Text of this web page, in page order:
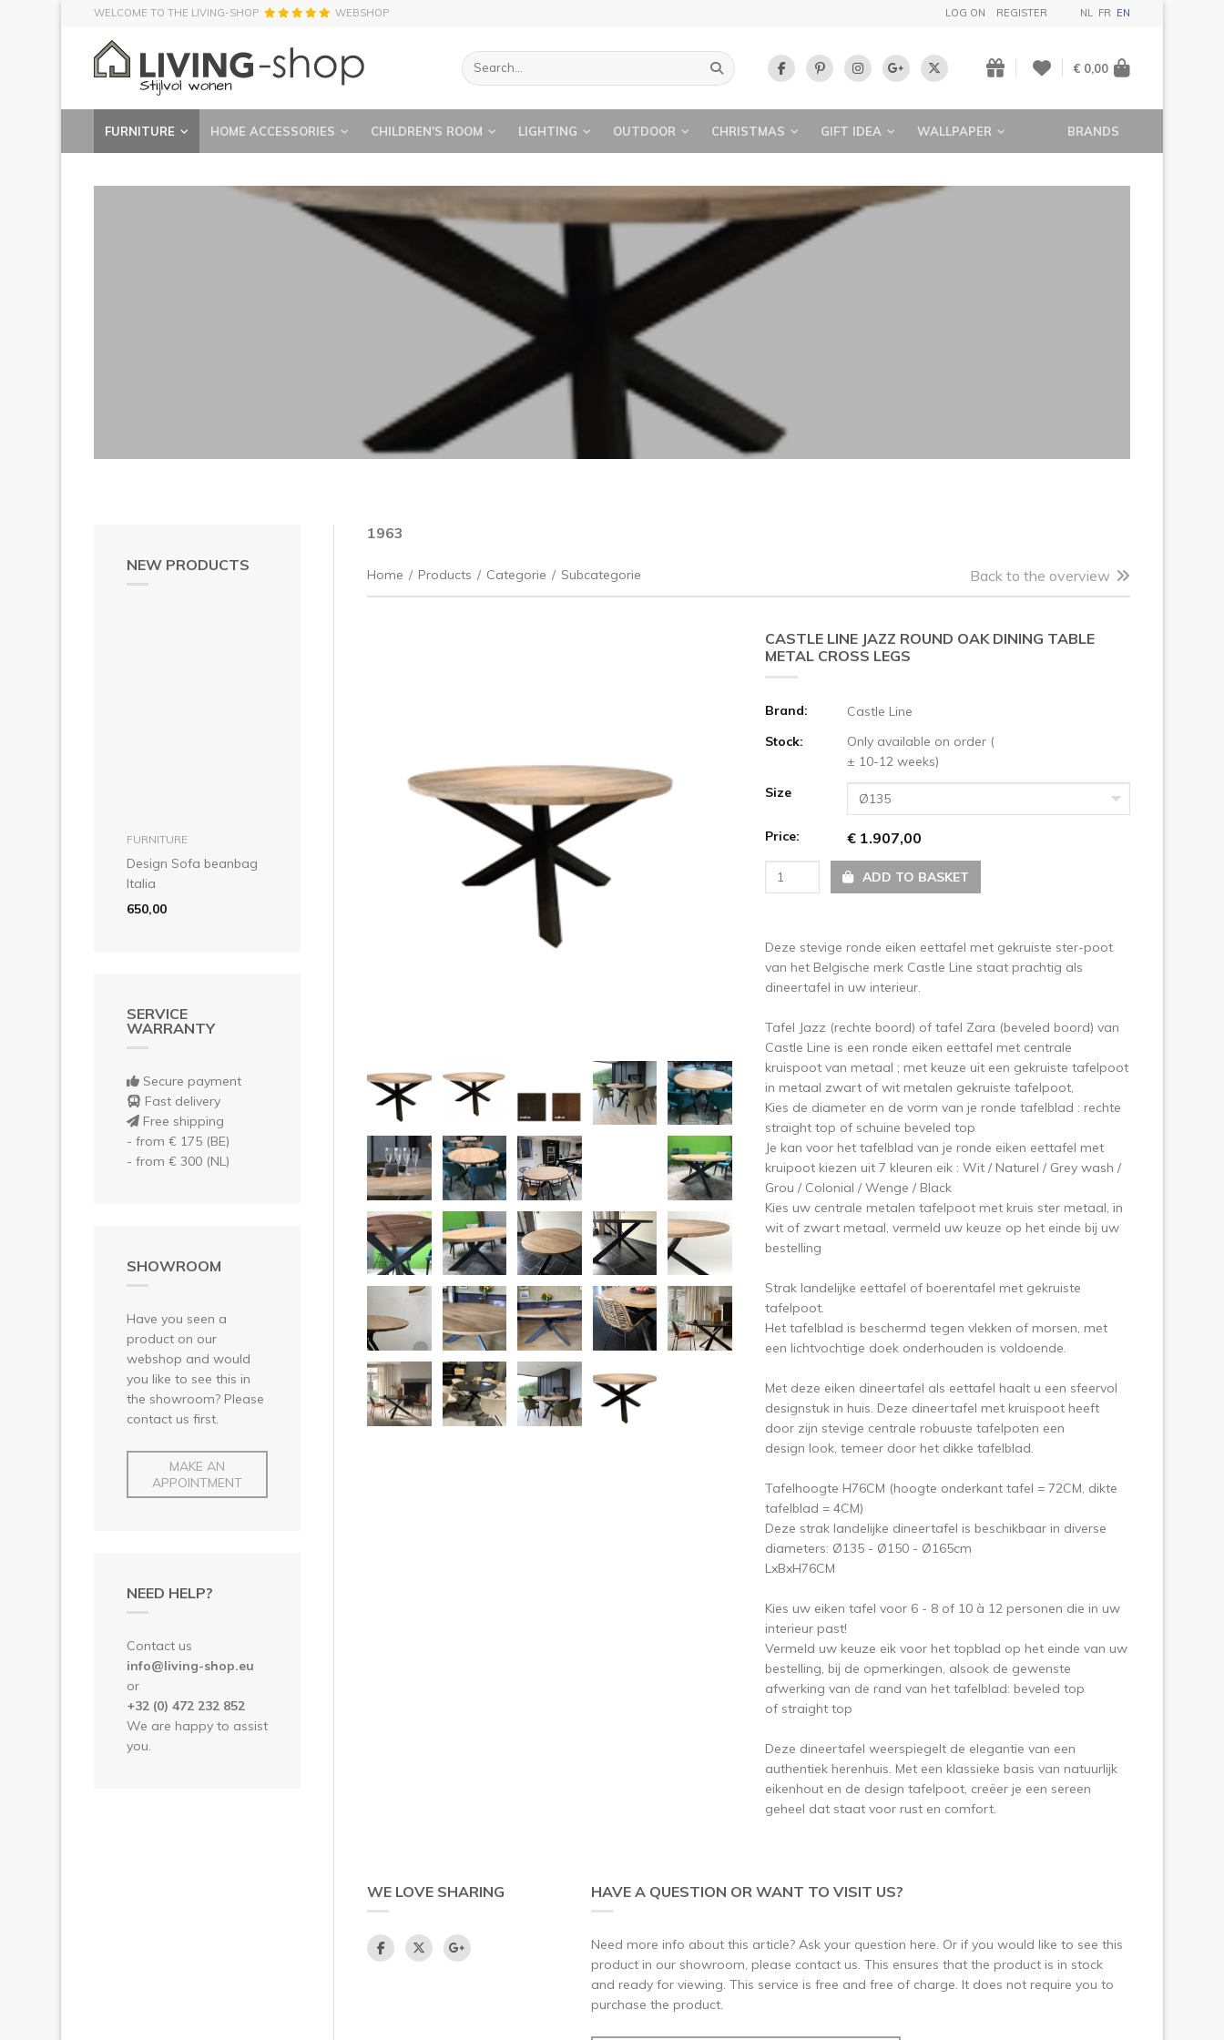
WELCOME TO THE LIVING-SHOP WEBSHOP LOG ON REGISTER NL FR EN
€ 0,00
FURNITURE HOME ACCESSORIES CHILDREN'S ROOM LIGHTING OUTDOOR CHRISTMAS GIFT IDEA WALLPAPER BRANDS
NEW PRODUCTS
add to basket
FURNITURE
Design Sofa beanbag
Italia
650,00
SERVICE
WARRANTY
Secure payment
Fast delivery
Free shipping
- from € 175 (BE)
- from € 300 (NL)
SHOWROOM
Have you seen a
product on our
webshop and would
you like to see this in
the showroom? Please
contact us first.
MAKE AN
APPOINTMENT
NEED HELP?
Contact us
info@living-shop.eu
or
+32 (0) 472 232 852
We are happy to assist
you.
1963
Home / Products / Categorie / Subcategorie Back to the overview
Previous Next
CASTLE LINE JAZZ ROUND OAK DINING TABLE
METAL CROSS LEGS
Brand:
Castle Line
Stock:
Only available on order (
± 10-12 weeks)
Size
Ø135
Price: € 1.907,00
ADD TO BASKET
Deze stevige ronde eiken eettafel met gekruiste ster-poot
van het Belgische merk Castle Line staat prachtig als
dineertafel in uw interieur.
Tafel Jazz (rechte boord) of tafel Zara (beveled boord) van
Castle Line is een ronde eiken eettafel met centrale
kruispoot van metaal ; met keuze uit een gekruiste tafelpoot
in metaal zwart of wit metalen gekruiste tafelpoot,
Kies de diameter en de vorm van je ronde tafelblad : rechte
straight top of schuine beveled top
Je kan voor het tafelblad van je ronde eiken eettafel met
kruipoot kiezen uit 7 kleuren eik : Wit / Naturel / Grey wash /
Grou / Colonial / Wenge / Black
Kies uw centrale metalen tafelpoot met kruis ster metaal, in
wit of zwart metaal, vermeld uw keuze op het einde bij uw
bestelling
Strak landelijke eettafel of boerentafel met gekruiste
tafelpoot.
Het tafelblad is beschermd tegen vlekken of morsen, met
een lichtvochtige doek onderhouden is voldoende.
Met deze eiken dineertafel als eettafel haalt u een sfeervol
designstuk in huis. Deze dineertafel met kruispoot heeft
door zijn stevige centrale robuuste tafelpoten een
design look, temeer door het dikke tafelblad.
Tafelhoogte H76CM (hoogte onderkant tafel = 72CM, dikte
tafelblad = 4CM)
Deze strak landelijke dineertafel is beschikbaar in diverse
diameters: Ø135 - Ø150 - Ø165cm
LxBxH76CM
Kies uw eiken tafel voor 6 - 8 of 10 à 12 personen die in uw
interieur past!
Vermeld uw keuze eik voor het topblad op het einde van uw
bestelling, bij de opmerkingen, alsook de gewenste
afwerking van de rand van het tafelblad: beveled top
of straight top
Deze dineertafel weerspiegelt de elegantie van een
authentiek herenhuis. Met een klassieke basis van natuurlijk
eikenhout en de design tafelpoot, creëer je een sereen
geheel dat staat voor rust en comfort.
WE LOVE SHARING HAVE A QUESTION OR WANT TO VISIT US?
Need more info about this article? Ask your question here. Or if you would like to see this
product in our showroom, please contact us. This ensures that the product is in stock
and ready for viewing. This service is free and free of charge. It does not require you to
purchase the product.